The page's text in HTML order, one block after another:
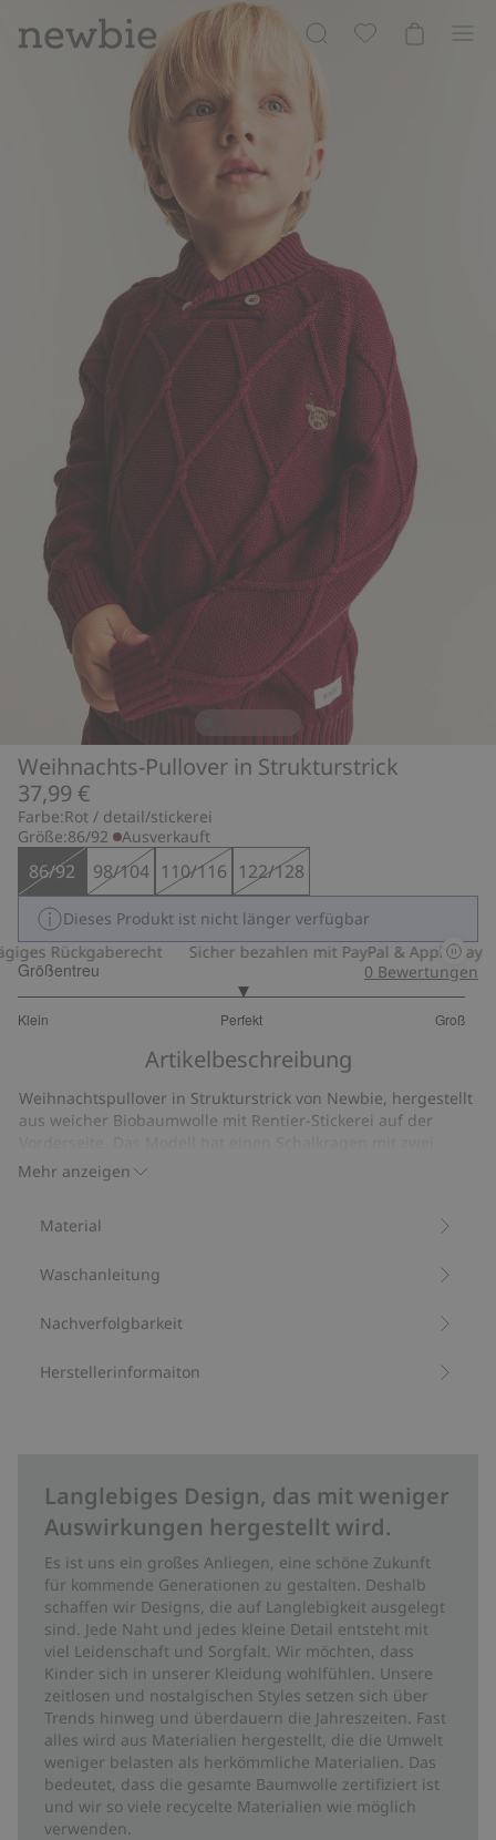
Weihnachts-Pullover in Strukturstrick
37,99 €
Farbe:Rot / detail/stickerei
Größe:86/92 Ausverkauft
86/92 98/104 110/116 122/128
Dieses Produkt ist nicht länger verfügbar
Rückgaberecht
Sicher bezahlen mit PayPal & Apple Pay
Größentreu
Klein Perfekt Groß
von
11
Bewertungen
0 Bewertungen
Artikelbeschreibung
Mehr anzeigen
Weihnachtspullover in Strukturstrick von Newbie, hergestellt
aus weicher Biobaumwolle mit Rentier-Stickerei auf der
Knöpfen – einen funktionalen und einen Zierknopf – sowie
Rippbündchen an Ärmeln und Saum. Ein zeitloser Pullover
Aus 100 % Biobaumwolle.
Bio-Baumwolle –GOTS
Material
Waschanleitung
Nachverfolgbarkeit
Herstellerinformaiton
Langlebiges Design, das mit weniger
Auswirkungen hergestellt wird.
Es ist uns ein großes Anliegen, eine schöne Zukunft
für kommende Generationen zu gestalten. Deshalb
schaffen wir Designs, die auf Langlebigkeit ausgelegt
sind. Jede Naht und jedes kleine Detail entsteht mit
viel Leidenschaft und Sorgfalt. Wir möchten, dass
Kinder sich in unserer Kleidung wohlfühlen. Unsere
zeitlosen und nostalgischen Styles setzen sich über
Trends hinweg und überdauern die Jahreszeiten. Fast
alles wird aus Materialien hergestellt, die die Umwelt
weniger belasten als herkömmliche Materialien. Das
bedeutet, dass die gesamte Baumwolle zertifiziert ist
und wir so viele recycelte Materialien wie möglich
verwenden.